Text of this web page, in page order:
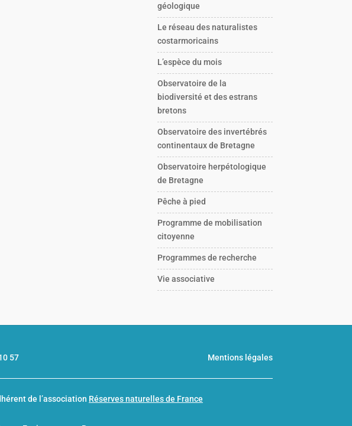
géologique
Le réseau des naturalistes
costarmoricains
L’espèce du mois
Observatoire de la
biodiversité et des estrans
bretons
Observatoire des invertébrés
continentaux de Bretagne
Observatoire herpétologique
de Bretagne
Pêche à pied
Programme de mobilisation
citoyenne
Programmes de recherche
Vie associative
57 Mentions légales
de l’association Réserves naturelles de France